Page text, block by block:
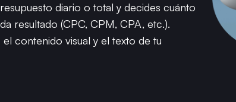
diario o total y decides cuánto
resultado (CPC, CPM, CPA, etc.).
el contenido visual y el texto de tu